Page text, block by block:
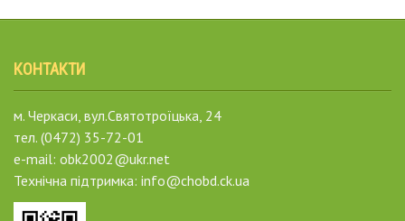
КОНТАКТИ
м. Черкаси, вул.Святотроїцька, 24
тел. (0472) 35-72-01
e-mail: obk2002@ukr.net
Технічна підтримка: info@chobd.ck.ua